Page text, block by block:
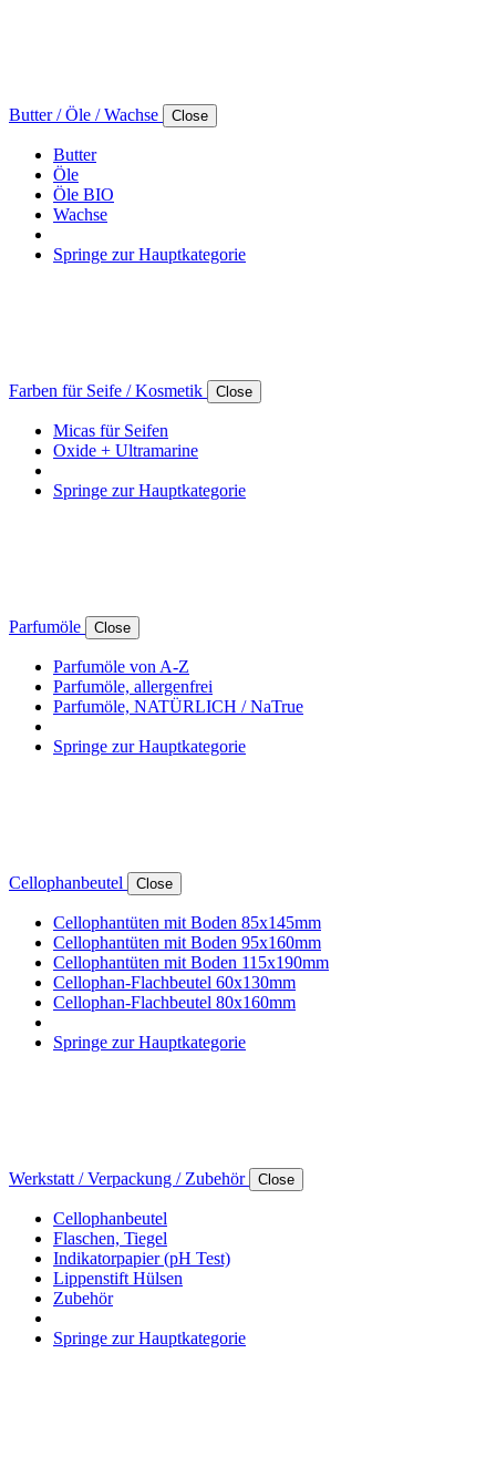
Butter / Öle / Wachse Close
Butter
Öle
Öle BIO
Wachse
Springe zur Hauptkategorie
Farben für Seife / Kosmetik Close
Micas für Seifen
Oxide + Ultramarine
Springe zur Hauptkategorie
Parfumöle Close
Parfumöle von A-Z
Parfumöle, allergenfrei
Parfumöle, NATÜRLICH / NaTrue
Springe zur Hauptkategorie
Cellophanbeutel Close
Cellophantüten mit Boden 85x145mm
Cellophantüten mit Boden 95x160mm
Cellophantüten mit Boden 115x190mm
Cellophan-Flachbeutel 60x130mm
Cellophan-Flachbeutel 80x160mm
Springe zur Hauptkategorie
Werkstatt / Verpackung / Zubehör Close
Cellophanbeutel
Flaschen, Tiegel
Indikatorpapier (pH Test)
Lippenstift Hülsen
Zubehör
Springe zur Hauptkategorie